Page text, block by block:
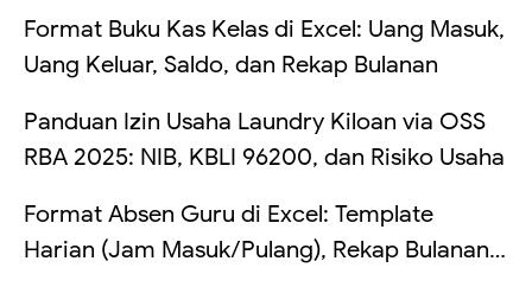
Format Buku Kas Kelas di Excel: Uang Masuk,
Uang Keluar, Saldo, dan Rekap Bulanan
Panduan Izin Usaha Laundry Kiloan via OSS
RBA 2025: NIB, KBLI 96200, dan Risiko Usaha
Format Absen Guru di Excel: Template
Harian (Jam Masuk/Pulang), Rekap Bulanan